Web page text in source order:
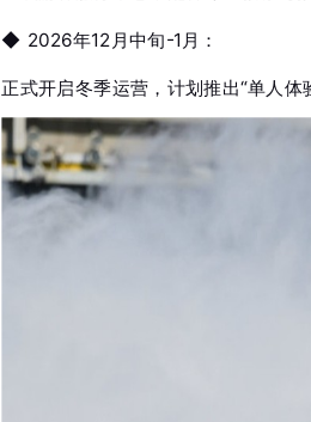
◆ 2026年12月中旬-1月：
正式开启冬季运营，计划推出“单人